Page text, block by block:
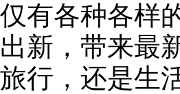
仅有各种各样
出新，带来最
旅行，还是生